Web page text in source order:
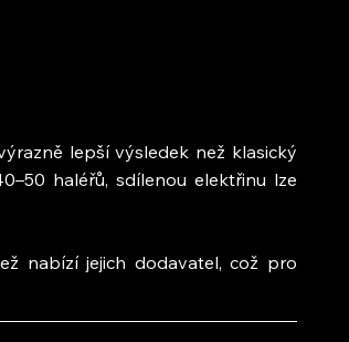
lepší výsledek než klasický
haléřů, sdílenou elektřinu lze
nabízí jejich dodavatel, což pro